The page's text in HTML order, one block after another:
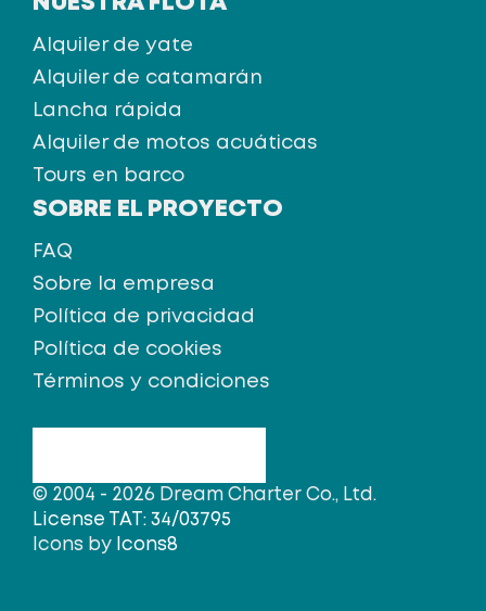
Alquiler de yate
Alquiler de catamarán
Lancha rápida
Alquiler de motos acuáticas
Tours en barco
SOBRE EL PROYECTO
FAQ
Sobre la empresa
Política de privacidad
Política de cookies
Términos y condiciones
© 2004 - 2026 Dream Charter Co., Ltd.
License TAT: 34/03795
Icons by Icons8